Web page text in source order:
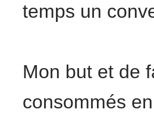
temps un
Mon but et de
consommés